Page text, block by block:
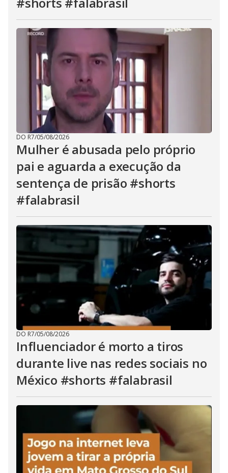
DO R7/05/08/2026
Mulher é abusada pelo próprio
pai e aguarda a execução da
sentença de prisão #shorts
#falabrasil
DO R7/05/08/2026
Influenciador é morto a tiros
durante live nas redes sociais no
México #shorts #falabrasil